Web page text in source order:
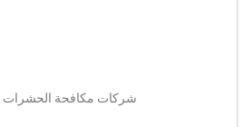
شركات مكافحة الحشرات